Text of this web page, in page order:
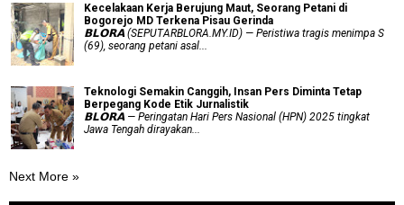
Kecelakaan Kerja Berujung Maut, Seorang Petani di
Bogorejo MD Terkena Pisau Gerinda
𝗕𝗟𝗢𝗥𝗔 (SEPUTARBLORA.MY.ID) — Peristiwa tragis menimpa S
(69), seorang petani asal...
Teknologi Semakin Canggih, Insan Pers Diminta Tetap
Berpegang Kode Etik Jurnalistik
𝗕𝗟𝗢𝗥𝗔 — Peringatan Hari Pers Nasional (HPN) 2025 tingkat
Jawa Tengah dirayakan...
Next More »